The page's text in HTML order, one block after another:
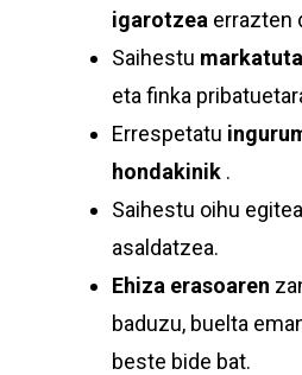
igarotzea errazten
Saihestu
eta finka
Errespetatu
hondakinik .
Saihestu oihu
asaldatzea.
Ehiza erasoaren
baduzu, buelta
beste bide bat.